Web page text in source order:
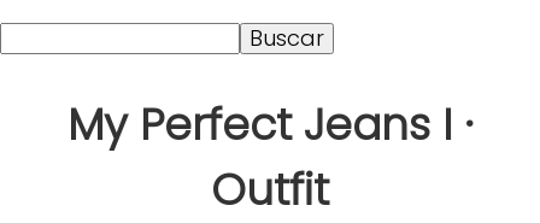
My Perfect Jeans I ·
Outfit